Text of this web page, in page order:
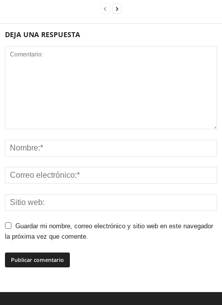
DEJA UNA RESPUESTA
Guardar mi nombre, correo electrónico y sitio web en este navegador
la próxima vez que comente.